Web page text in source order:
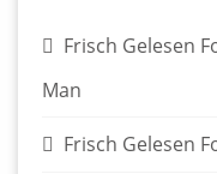
Frisch Gelesen
Man
Frisch Gelesen